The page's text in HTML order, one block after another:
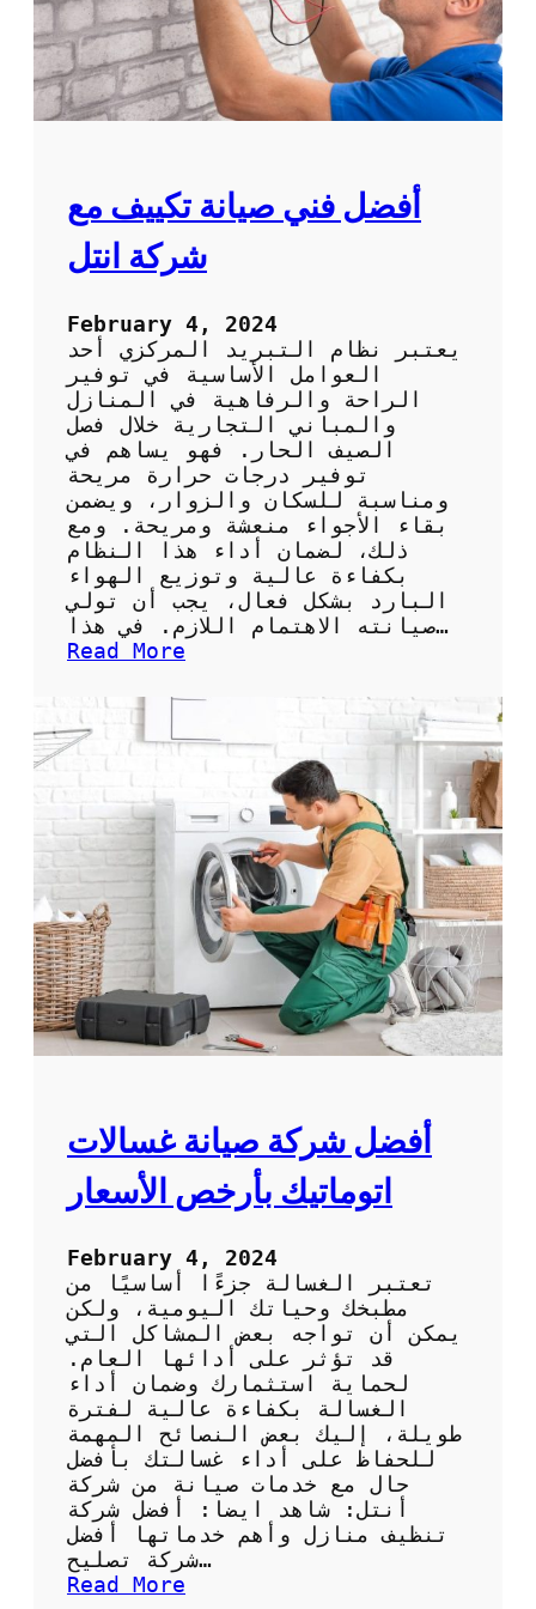
ف
ح
ة
ح
ش
ت
و
ا
ه
خ
د
م
ا
ت
ه
ا
أفضل فني صيانة تكييف مع
شركة انتل
February 4, 2024
يعتبر نظام التبريد المركزي أحد
العوامل الأساسية في توفير
الراحة والرفاهية في المنازل
والمباني التجارية خلال فصل
الصيف الحار. فهو يساهم في
توفير درجات حرارة مريحة
ومناسبة للسكان والزوار، ويضمن
بقاء الأجواء منعشة ومريحة. ومع
ذلك، لضمان أداء هذا النظام
بكفاءة عالية وتوزيع الهواء
البارد بشكل فعال، يجب أن تولي
صيانته الاهتمام اللازم. في هذا…
Read More
ف
ل
ي
ي
ا
ن
ك
ي
ي
ش
ك
ا
ت
ل
أفضل شركة صيانة غسالات
اتوماتيك بأرخص الأسعار
February 4, 2024
تعتبر الغسالة جزءًا أساسيًا من
مطبخك وحياتك اليومية، ولكن
يمكن أن تواجه بعض المشاكل التي
قد تؤثر على أدائها العام.
لحماية استثمارك وضمان أداء
الغسالة بكفاءة عالية لفترة
طويلة، إليك بعض النصائح المهمة
للحفاظ على أداء غسالتك بأفضل
حال مع خدمات صيانة من شركة
أنتل: شاهد ايضا: أفضل شركة
تنظيف منازل وأهم خدماتها أفضل
شركة تصليح…
Read More